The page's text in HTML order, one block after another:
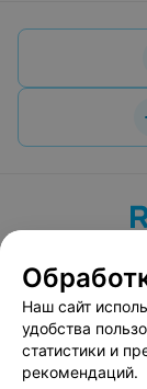
Вакансии
Наш сайт
удобства
статистики и
рекомендаций.